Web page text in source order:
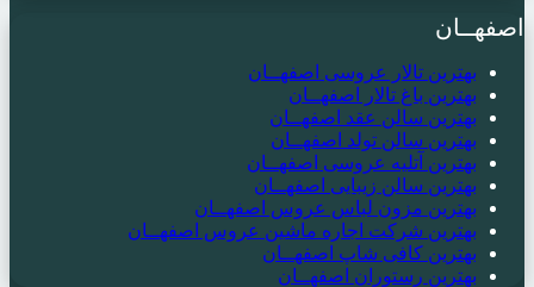
اصفهــان
بهترین تالار عروسی اصفهــان
بهترین باغ تالار اصفهــان
بهترین سالن عقد اصفهــان
بهترین سالن تولد اصفهــان
بهترین آتلیه عروسی اصفهــان
بهترین سالن زیبایی اصفهــان
بهترین مزون لباس عروس اصفهــان
بهترین شرکت اجاره ماشین عروس اصفهــان
بهترین کافی شاپ اصفهــان
بهترین رستوران اصفهــان